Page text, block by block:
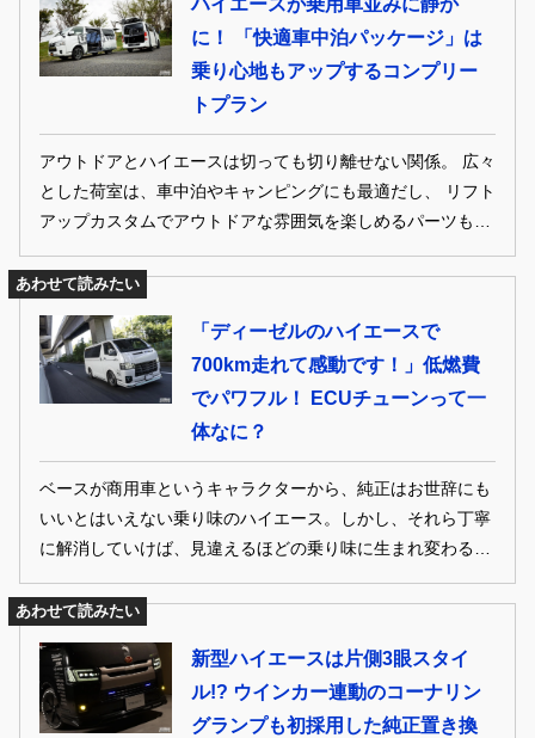
ハイエースが乗用車並みに静か
に！ 「快適車中泊パッケージ」は
乗り心地もアップするコンプリー
トプラン
アウトドアとハイエースは切っても切り離せない関係。 広々
とした荷室は、車中泊やキャンピングにも最適だし、 リフト
アップカスタムでアウトドアな雰囲気を楽しめるパーツも豊
ング仕様を集めてみました。 これからのシーズン、外に飛び
あわせて読みたい
「ディーゼルのハイエースで
700km走れて感動です！」低燃費
でパワフル！ ECUチューンって一
体なに？
ベースが商用車というキャラクターから、純正はお世辞にも
いいとはいえない乗り味のハイエース。しかし、それら丁寧
に解消していけば、見違えるほどの乗り味に生まれ変わる。
く走らせるためのチューンアップ最新事情にクローズアッ
あわせて読みたい
新型ハイエースは片側3眼スタイ
ル!? ウインカー連動のコーナリン
グランプも初採用した純正置き換